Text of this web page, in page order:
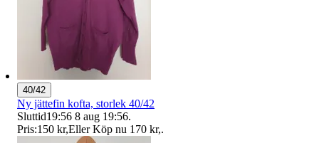
40/42
Ny jättefin kofta, storlek 40/42
Sluttid19:56 8 aug 19:56.
Pris:150 kr,Eller Köp nu 170 kr,.